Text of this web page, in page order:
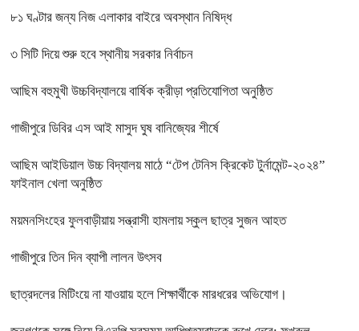
৮১ ঘণ্টার জন্য নিজ এলাকার বাইরে অবস্থান নিষিদ্ধ
৩ সিটি দিয়ে শুরু হবে স্থানীয় সরকার নির্বাচন
আছিম বহুমুখী উচ্চবিদ্যালয়ে বার্ষিক ক্রীড়া প্রতিযোগিতা অনুষ্ঠিত
গাজীপুরে ডিবির এস আই মাসুদ ঘুষ বানিজ্যের শীর্ষে
আছিম আইডিয়াল উচ্চ বিদ্যালয় মাঠে “টেপ টেনিস ক্রিকেট টুর্নামেন্ট-২০২৪”
ফাইনাল খেলা অনুষ্ঠিত
ময়মনসিংহের ফুলবাড়ীয়ায় সন্ত্রাসী হামলায় স্কুল ছাত্র সুজন আহত
গাজীপুরে তিন দিন ব্যাপী লালন উৎসব
ছাত্রদলের মিটিংয়ে না যাওয়ায় হলে শিক্ষার্থীকে মারধরের অভিযোগ।